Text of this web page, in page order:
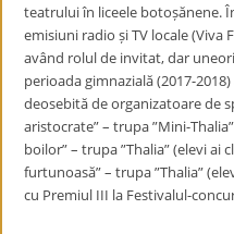
teatrului în liceele botoșănene.
emisiuni radio și TV locale (Viva
având rolul de invitat, dar
perioada gimnazială (2017-
deosebită de organizatoare de
aristocrate” – trupa ”Mini-
boilor” – trupa ”Thalia” (elevi ai
furtunoasă” – trupa ”Thalia”
cu Premiul III la Festivalul-